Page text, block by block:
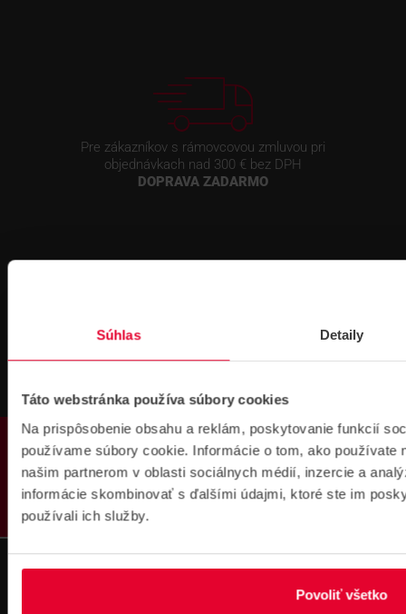
Súhlas Detaily
Táto webstránka používa súbory cookies
Na prispôsobenie obsahu a reklám, poskytovanie funkcií
používame súbory cookie. Informácie o tom, ako používate
našim partnerom v oblasti sociálnych médií, inzercie a
informácie skombinovať s ďalšími údajmi, ktoré ste im
používali ich služby.
Povoliť všetko
PRODUKTY
Pre zákazníkov s rámovcovou zmluvou pri
objednávkach nad 300 € bez DPH
DOPRAVA ZADARMO
Fakturačné údaje